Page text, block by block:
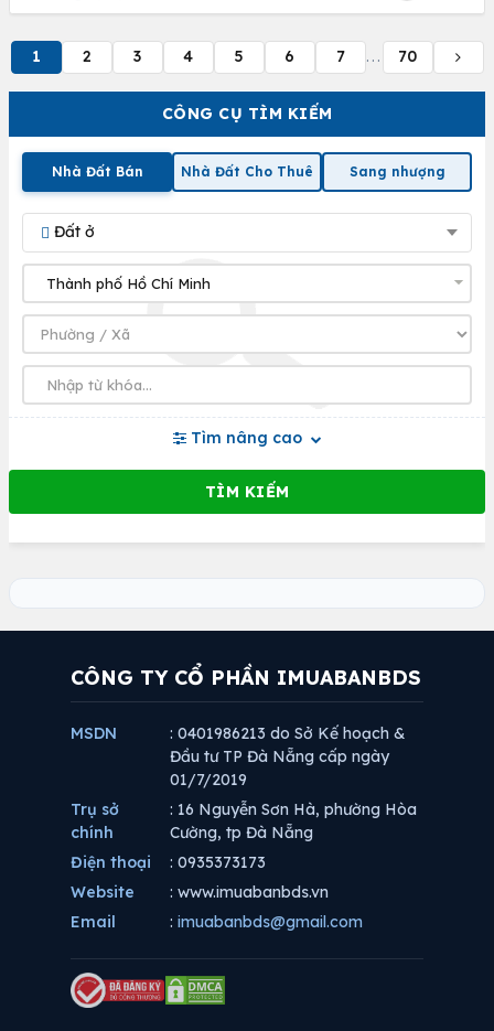
CÔNG CỤ TÌM KIẾM
Nhà Đất Bán Nhà Đất Cho Thuê Sang nhượng
Đất ở
Tìm nâng cao
1 2 3 4 5 6 7 ... 70
CÔNG TY CỔ PHẦN IMUABANBDS
MSDN
: 0401986213 do Sở Kế hoạch &
Đầu tư TP Đà Nẵng cấp ngày
01/7/2019
Trụ sở
chính
: 16 Nguyễn Sơn Hà, phường Hòa
Cường, tp Đà Nẵng
Điện thoại
: 0935373173
Website
: www.imuabanbds.vn
Email
: imuabanbds@gmail.com